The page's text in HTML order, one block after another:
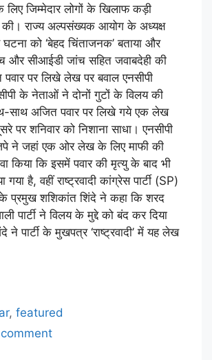
जिम्मेदार लोगों के खिलाफ कड़ी
की। राज्य अल्पसंख्यक आयोग के अध्यक्ष
को ‘बेहद चिंताजनक’ बताया और
और सीआईडी ​​जांच सहित जवाबदेही की
पर लिखे लेख पर बवाल एनसीपी
के नेताओं ने दोनों गुटों के विलय की
साथ अजित पवार पर लिखे गये एक लेख
पर शनिवार को निशाना साधा। एनसीपी
ने जहां एक ओर लेख के लिए माफी की
किया कि इसमें पवार की मृत्यु के बाद भी
गया है, वहीं राष्ट्रवादी कांग्रेस पार्टी (SP)
के प्रमुख शशिकांत शिंदे ने कहा कि शरद
पार्टी ने विलय के मुद्दे को बंद कर दिया
ने पार्टी के मुखपत्र ‘राष्ट्रवादी’ में यह लेख
,featured